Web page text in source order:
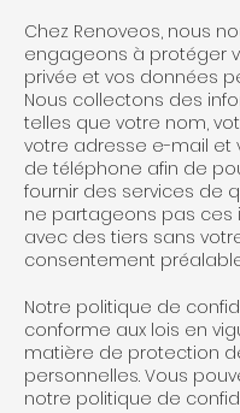
Chez Renoveos, nous
engageons à protéger
privée et vos données
Nous collectons des
telles que votre nom,
votre adresse e-mail et
de téléphone afin de
fournir des services de
ne partageons pas ces
avec des tiers sans
consentement
Notre politique de
conforme aux lois en
matière de protection
personnelles. Vous
notre politique de